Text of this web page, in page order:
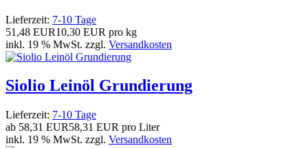
Lieferzeit: 7-10 Tage
51,48 EUR10,30 EUR pro kg
inkl. 19 % MwSt. zzgl. Versandkosten
Siolio Leinöl Grundierung
Lieferzeit: 7-10 Tage
ab 58,31 EUR58,31 EUR pro Liter
inkl. 19 % MwSt. zzgl. Versandkosten